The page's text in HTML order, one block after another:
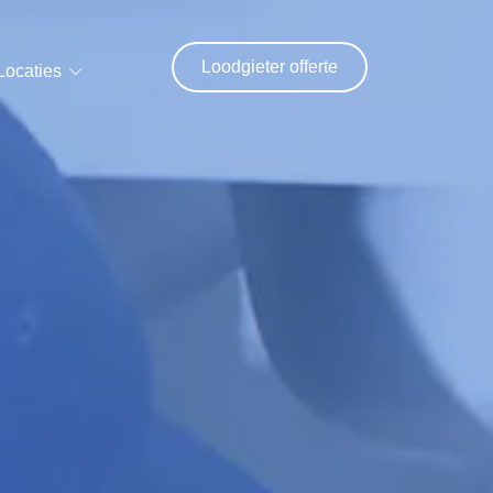
Loodgieter offerte